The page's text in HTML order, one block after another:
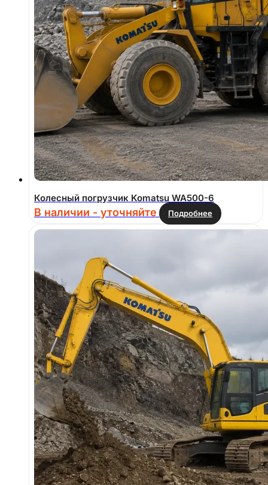
Колесный погрузчик Komatsu WA500-6
В наличии - уточняйте Подробнее